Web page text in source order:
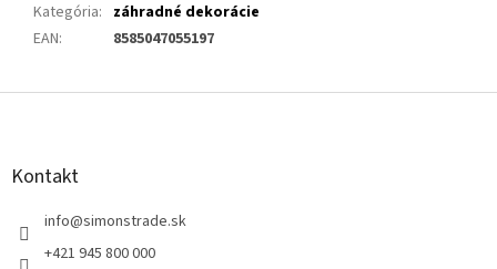
Kategória: záhradné dekorácie
EAN: 8585047055197
Z
Kontakt
info@simonstrade.sk
+421 945 800 000